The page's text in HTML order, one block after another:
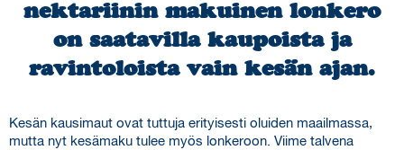
nektariinin makuinen lonkero
on saatavilla kaupoista ja
ravintoloista vain kesän ajan.
Kesän kausimaut ovat tuttuja erityisesti oluiden maailmassa,
mutta nyt kesämaku tulee myös lonkeroon. Viime talvena